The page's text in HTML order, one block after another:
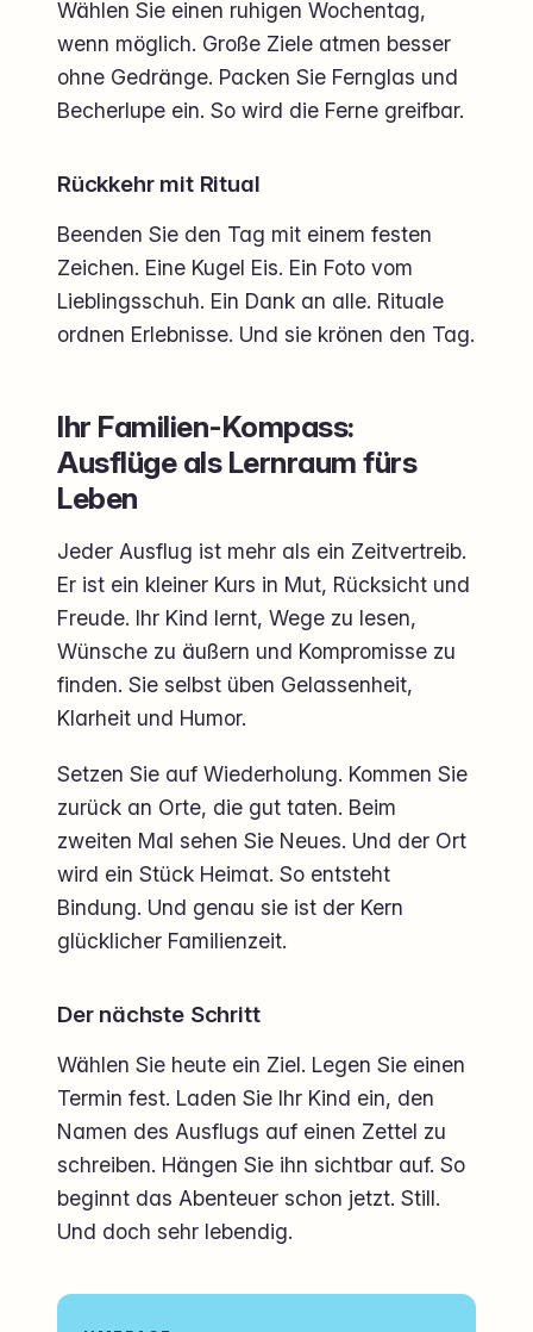
Wählen Sie einen ruhigen Wochentag,
wenn möglich. Große Ziele atmen besser
ohne Gedränge. Packen Sie Fernglas und
Becherlupe ein. So wird die Ferne greifbar.
Rückkehr mit Ritual
Beenden Sie den Tag mit einem festen
Zeichen. Eine Kugel Eis. Ein Foto vom
Lieblingsschuh. Ein Dank an alle. Rituale
ordnen Erlebnisse. Und sie krönen den Tag.
Ihr Familien-Kompass:
Ausflüge als Lernraum fürs
Leben
Jeder Ausflug ist mehr als ein Zeitvertreib.
Er ist ein kleiner Kurs in Mut, Rücksicht und
Freude. Ihr Kind lernt, Wege zu lesen,
Wünsche zu äußern und Kompromisse zu
finden. Sie selbst üben Gelassenheit,
Klarheit und Humor.
Setzen Sie auf Wiederholung. Kommen Sie
zurück an Orte, die gut taten. Beim
zweiten Mal sehen Sie Neues. Und der Ort
wird ein Stück Heimat. So entsteht
Bindung. Und genau sie ist der Kern
glücklicher Familienzeit.
Der nächste Schritt
Wählen Sie heute ein Ziel. Legen Sie einen
Termin fest. Laden Sie Ihr Kind ein, den
Namen des Ausflugs auf einen Zettel zu
schreiben. Hängen Sie ihn sichtbar auf. So
beginnt das Abenteuer schon jetzt. Still.
Und doch sehr lebendig.